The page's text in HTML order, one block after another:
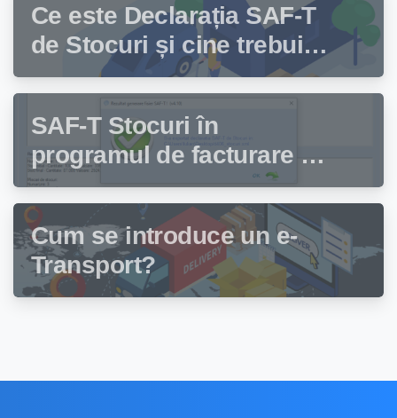
Ce este Declarația SAF-T
de Stocuri și cine trebuie
să depună această
declarație?
SAF-T Stocuri în
programul de facturare și
gestiune stocuri Facturis
Cum se introduce un e-
Transport?